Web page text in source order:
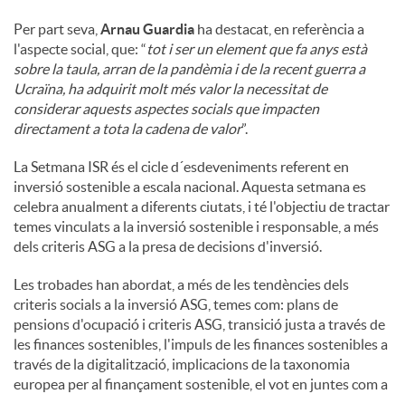
Per part seva, Arnau Guardia ha destacat, en referència a
l'aspecte social, que: “tot i ser un element que fa anys està
sobre la taula, arran de la pandèmia i de la recent guerra a
Ucraïna, ha adquirit molt més valor la necessitat de
considerar aquests aspectes socials que impacten
directament a tota la cadena de valor”.
La Setmana ISR és el cicle d´esdeveniments referent en
inversió sostenible a escala nacional. Aquesta setmana es
celebra anualment a diferents ciutats, i té l'objectiu de tractar
temes vinculats a la inversió sostenible i responsable, a més
dels criteris ASG a la presa de decisions d'inversió.
Les trobades han abordat, a més de les tendències dels
criteris socials a la inversió ASG, temes com: plans de
pensions d'ocupació i criteris ASG, transició justa a través de
les finances sostenibles, l'impuls de les finances sostenibles a
través de la digitalització, implicacions de la taxonomia
europea per al finançament sostenible, el vot en juntes com a